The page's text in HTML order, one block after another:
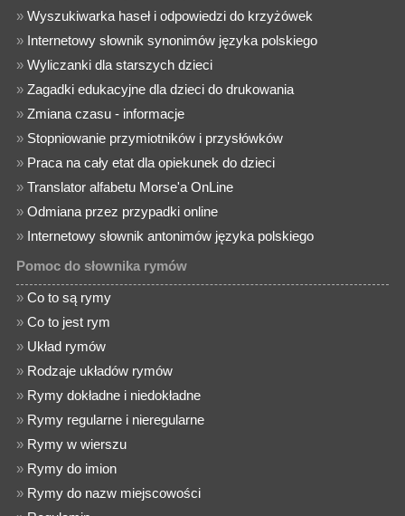
»Wyszukiwarka haseł i odpowiedzi do krzyżówek
» Internetowy słownik synonimów języka polskiego
»Wyliczanki dla starszych dzieci
»Zagadki edukacyjne dla dzieci do drukowania
»Zmiana czasu - informacje
» Stopniowanie przymiotników i przysłówków
» Praca na cały etat dla opiekunek do dzieci
»Translator alfabetu Morse'a OnLine
»Odmiana przez przypadki online
» Internetowy słownik antonimów języka polskiego
Pomoc do słownika rymów
»Co to są rymy
»Co to jest rym
» Układ rymów
» Rodzaje układów rymów
» Rymy dokładne i niedokładne
» Rymy regularne i nieregularne
» Rymy w wierszu
» Rymy do imion
» Rymy do nazw miejscowości